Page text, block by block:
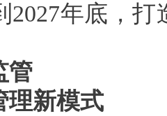
2027年底，
管
理新模式